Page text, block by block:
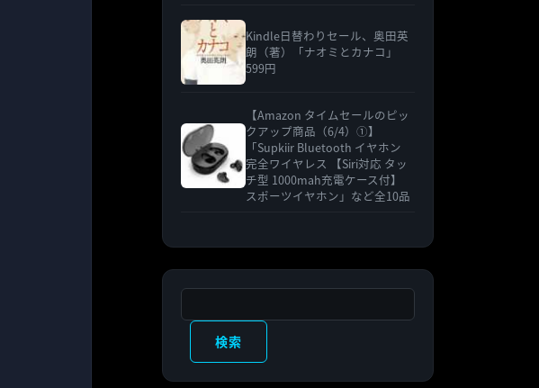
Kindle日替わりセール、奥田英
朗（著）「ナオミとカナコ」
599円
【Amazon タイムセールのピッ
クアップ商品（6/4）①】
「Supkiir Bluetooth イヤホン
完全ワイヤレス 【Siri対応 タッ
チ型 1000mah充電ケース付】
スポーツイヤホン」など全10品
検索